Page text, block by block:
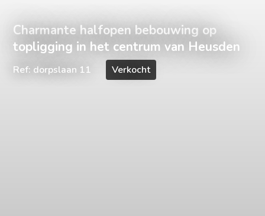
Charmante halfopen bebouwing op
topligging in het centrum van Heusden
Ref: dorpslaan 11 Verkocht